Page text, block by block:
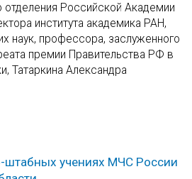
отделения Российской Академии
института академика РАН,
наук, профессора, заслуженного
премии Правительства РФ в
Татаркина Александра
штабных учениях МЧС России